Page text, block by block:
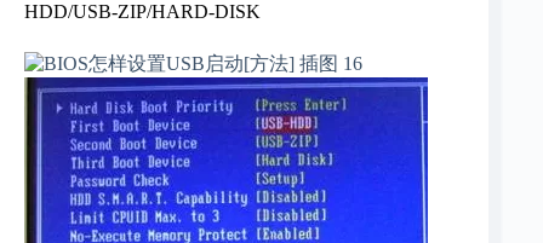
HDD/USB-ZIP/HARD-DISK